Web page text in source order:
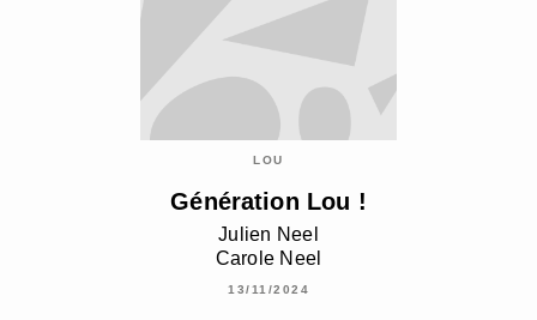
LOU
Génération Lou !
Julien Neel
Carole Neel
13/11/2024